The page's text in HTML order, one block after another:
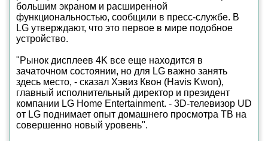
большим экраном и расширенной
функциональностью, сообщили в пресс-службе. В
LG утверждают, что это первое в мире подобное
устройство.
"Рынок дисплеев 4K все еще находится в
зачаточном состоянии, но для LG важно занять
здесь место, - сказал Хэвиз Квон (Havis Kwon),
главный исполнительный директор и президент
компании LG Home Entertainment. - 3D-телевизор UD
от LG поднимает опыт домашнего просмотра ТВ на
совершенно новый уровень".